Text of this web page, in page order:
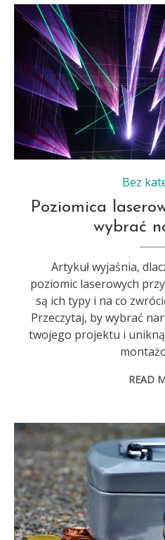
Bez
Poziomica
wybrać
Artykuł wyjaśnia,
poziomic laserowych
są ich typy i na co
Przeczytaj, by wybrać
twojego projektu i
READ